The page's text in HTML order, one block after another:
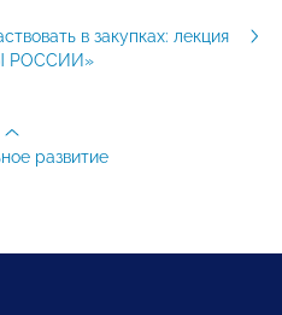
в закупках: лекция
РОССИИ»
развитие